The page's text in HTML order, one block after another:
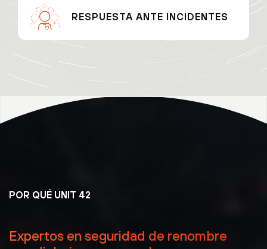
RESPUESTA ANTE INCIDENTES
POR QUÉ UNIT 42
Expertos en seguridad de renombre